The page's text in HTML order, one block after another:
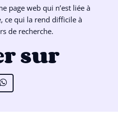
page web qui n’est liée à
ce qui la rend difficile à
de recherche.
sur